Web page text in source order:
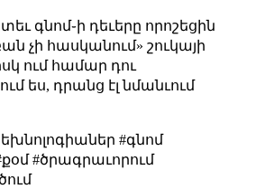
գնոմ֊ի դեւերը որոշեցին
չի հասկանում» շուկայի
ում համար դու
ես, դրանց էլ նմանւում
#գնոմ
#ծրագրաւորում